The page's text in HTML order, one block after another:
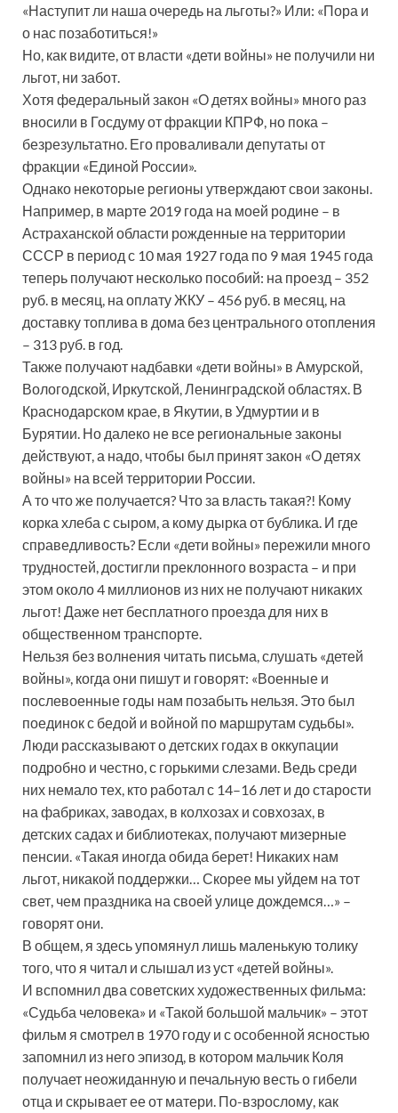
«Наступит ли наша очередь на льготы?» Или: «Пора и
о нас позаботиться!»
Но, как видите, от власти «дети войны» не получили ни
льгот, ни забот.
Хотя федеральный закон «О детях войны» много раз
вносили в Госдуму от фракции КПРФ, но пока –
безрезультатно. Его проваливали депутаты от
фракции «Единой России».
Однако некоторые регионы утверждают свои законы.
Например, в марте 2019 года на моей родине – в
Астраханской области рожденные на территории
СССР в период с 10 мая 1927 года по 9 мая 1945 года
теперь получают несколько пособий: на проезд – 352
руб. в месяц, на оплату ЖКУ – 456 руб. в месяц, на
доставку топлива в дома без центрального отопления
– 313 руб. в год.
Также получают надбавки «дети войны» в Амурской,
Вологодской, Иркутской, Ленинградской областях. В
Краснодарском крае, в Якутии, в Удмуртии и в
Бурятии. Но далеко не все региональные законы
действуют, а надо, чтобы был принят закон «О детях
войны» на всей территории России.
А то что же получается? Что за власть такая?! Кому
корка хлеба с сыром, а кому дырка от бублика. И где
справедливость? Если «дети войны» пережили много
трудностей, достигли преклонного возраста – и при
этом около 4 миллионов из них не получают никаких
льгот! Даже нет бесплатного проезда для них в
общественном транспорте.
Нельзя без волнения читать письма, слушать «детей
войны», когда они пишут и говорят: «Военные и
послевоенные годы нам позабыть нельзя. Это был
поединок с бедой и войной по маршрутам судьбы».
Люди рассказывают о детских годах в оккупации
подробно и честно, с горькими слезами. Ведь среди
них немало тех, кто работал с 14–16 лет и до старости
на фабриках, заводах, в колхозах и совхозах, в
детских садах и библиотеках, получают мизерные
пенсии. «Такая иногда обида берет! Никаких нам
льгот, никакой поддержки… Скорее мы уйдем на тот
свет, чем праздника на своей улице дождемся…» –
говорят они.
В общем, я здесь упомянул лишь маленькую толику
того, что я читал и слышал из уст «детей войны».
И вспомнил два советских художественных фильма:
«Судьба человека» и «Такой большой мальчик» – этот
фильм я смотрел в 1970 году и с особенной ясностью
запомнил из него эпизод, в котором мальчик Коля
получает неожиданную и печальную весть о гибели
отца и скрывает ее от матери. По-взрослому, как